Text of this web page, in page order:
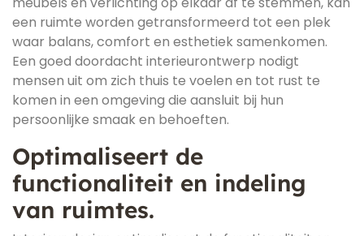
een ruimte worden getransformeerd tot een plek
waar balans, comfort en esthetiek samenkomen.
Een goed doordacht interieurontwerp nodigt
mensen uit om zich thuis te voelen en tot rust te
komen in een omgeving die aansluit bij hun
persoonlijke smaak en behoeften.
Optimaliseert de
functionaliteit en indeling
van ruimtes.